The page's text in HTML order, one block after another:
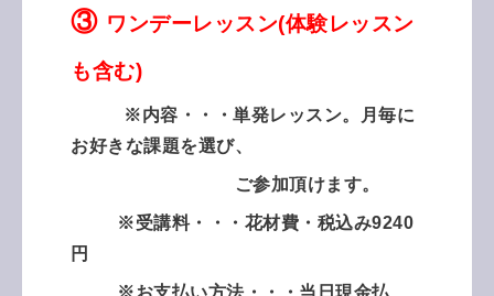
③ ワンデーレッスン(体験レッスン
も含む)
※内容・・・単発レッスン。月毎に
お好きな課題を選び、
ご参加頂けます。
※受講料・・・花材費・税込み9240
円
※お支払い方法・・・当日現金払